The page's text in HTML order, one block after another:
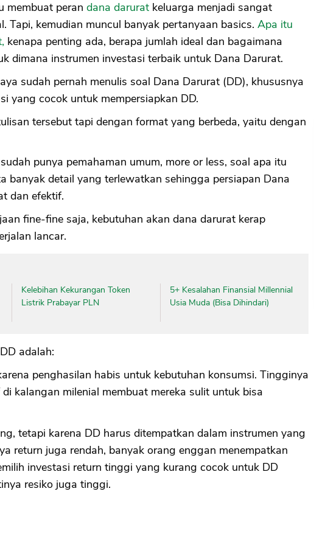
membuat peran dana darurat keluarga menjadi sangat
Tapi, kemudian muncul banyak pertanyaan basics. Apa itu
kenapa penting ada, berapa jumlah ideal dan bagaimana
dimana instrumen investasi terbaik untuk Dana Darurat.
sudah pernah menulis soal Dana Darurat (DD), khususnya
yang cocok untuk mempersiapkan DD.
tersebut tapi dengan format yang berbeda, yaitu dengan
punya pemahaman umum, more or less, soal apa itu
banyak detail yang terlewatkan sehingga persiapan Dana
dan efektif.
fine-fine saja, kebutuhan akan dana darurat kerap
lancar.
Kelebihan Kekurangan Token
Listrik Prabayar PLN
5+ Kesalahan Finansial Millennial
Usia Muda (Bisa Dihindari)
adalah:
penghasilan habis untuk kebutuhan konsumsi. Tingginya
kalangan milenial membuat mereka sulit untuk bisa
tetapi karena DD harus ditempatkan dalam instrumen yang
return juga rendah, banyak orang enggan menempatkan
investasi return tinggi yang kurang cocok untuk DD
resiko juga tinggi.